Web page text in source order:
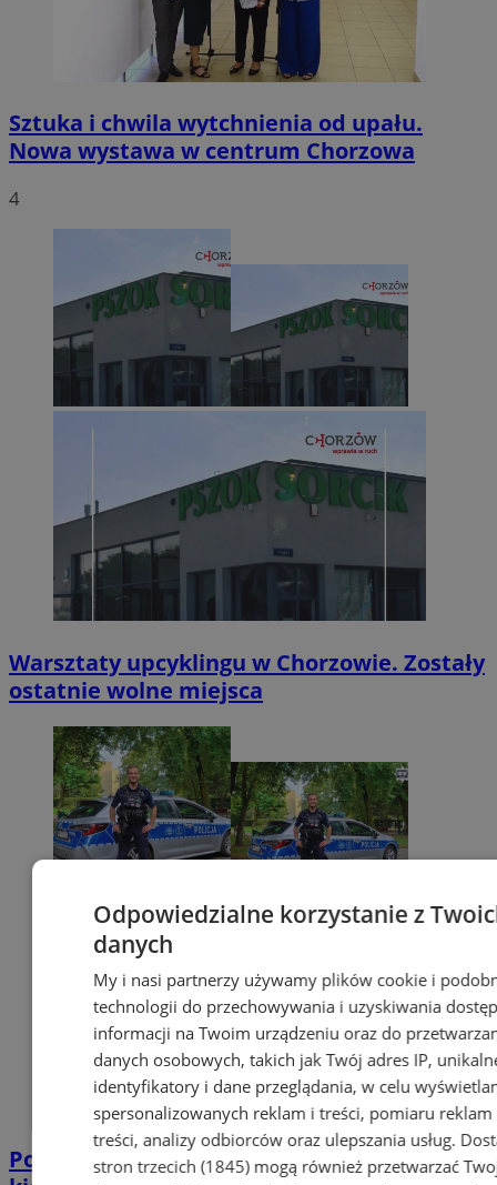
Sztuka i chwila wytchnienia od upału.
Nowa wystawa w centrum Chorzowa
4
Warsztaty upcyklingu w Chorzowie. Zostały
ostatnie wolne miejsca
Policjant po służbie zatrzymał pijanego
Odpowiedzialne korzystanie z
danych
My i nasi partnerzy używamy plików cookie i
technologii do przechowywania i uzyskiwania
informacji na Twoim urządzeniu oraz do
danych osobowych, takich jak Twój adres IP,
identyfikatory i dane przeglądania, w celu
spersonalizowanych reklam i treści, pomiaru reklam
treści, analizy odbiorców oraz ulepszania usług.
stron trzecich (1845)mogą również przetwarzać